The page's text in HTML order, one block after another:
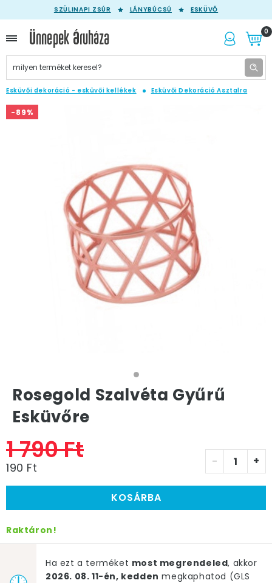
SZÜLINAPI ZSÚR LÁNYBÚCSÚ ESKÜVŐ
0
Esküvői dekoráció - esküvői kellékek Esküvői Dekoráció Asztalra
-89%
Rosegold Szalvéta Gyűrű
Esküvőre
1 790 Ft
190 Ft - +
KOSÁRBA
Raktáron!
Ha ezt a terméket most megrendeled, akkor
2026. 08. 11-én, kedden megkaphatod (GLS